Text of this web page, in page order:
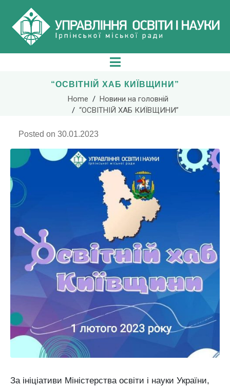
“ОСВІТНІЙ ХАБ КИЇВЩИНИ”
Home
Новини на головній
“ОСВІТНІЙ ХАБ КИЇВЩИНИ”
Posted on 30.01.2023
За ініціативи Міністерства освіти і науки України,